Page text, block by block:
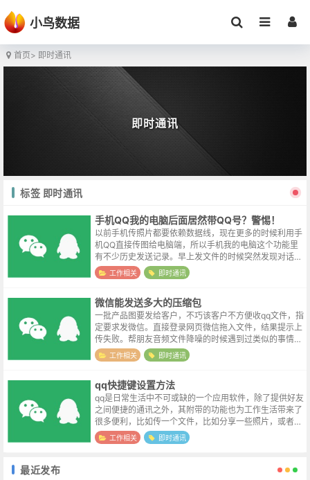
小鸟数据
首页> 即时通讯
即时通讯
标签 即时通讯
手机QQ我的电脑后面居然带QQ号？警惕！
以前手机传照片都要依赖数据线，现在更多的时候利用手
机QQ直接传图给电脑端，所以手机我的电脑这个功能里
有不少历史发送记录。早上发文件的时候突然发现对话窗
口空白一片。仔细一看发现了猫腻，这次点开的我的电脑
尾巴后面居然还带了一串QQ号，头像...
工作相关 即时通讯
微信能发送多大的压缩包
一批产品图要发给客户，不巧该客户不方便收qq文件，指
定要求发微信。直接登录网页微信拖入文件，结果提示上
传失败。帮朋友音频文件降噪的时候遇到过类似的事情，
可能由于微信用户群体过于庞大的原因，微信所允许上传
的文件大小有严格的限制。看来又是...
工作相关 即时通讯
qq快捷键设置方法
qq是日常生活中不可或缺的一个应用软件，除了提供好友
之间便捷的通讯之外，其附带的功能也为工作生活带来了
很多便利，比如传一个文件，比如分享一些照片，或者截
取屏幕图片，甚至可以远程控制好友的电脑，来帮助解决
一些问题。qq支持快捷键操作，部...
工作相关 即时通讯
最近发布